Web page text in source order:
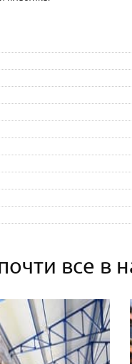
все в